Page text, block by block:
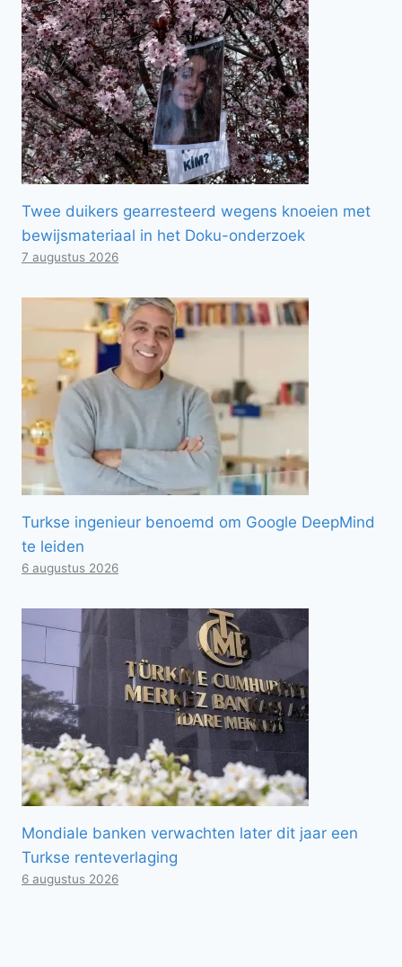
Twee duikers gearresteerd wegens knoeien met
bewijsmateriaal in het Doku-onderzoek
7 augustus 2026
Turkse ingenieur benoemd om Google DeepMind
te leiden
6 augustus 2026
Mondiale banken verwachten later dit jaar een
Turkse renteverlaging
6 augustus 2026